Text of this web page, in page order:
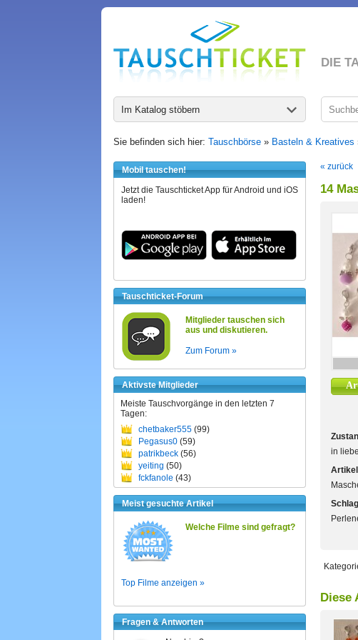
DIE
Im Katalog stöbern
Sie befinden sich hier: Tauschbörse » Basteln & Kreatives
Mobil tauschen!
Jetzt die Tauschticket App für Android und iOS
laden!
Tauschticket-Forum
Mitglieder tauschen sich
aus und diskutieren.
Zum Forum »
Aktivste Mitglieder
Meiste Tauschvorgänge in den letzten 7
Tagen:
chetbaker555 (99)
Pegasus0 (59)
patrikbeck (56)
yeiting (50)
fckfanole (43)
Meist gesuchte Artikel
Welche Filme sind gefragt?
Top Filme anzeigen »
Fragen & Antworten
« zurück
14
in
Diese